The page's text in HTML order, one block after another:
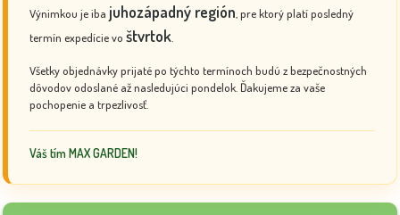
Výnimkou je iba juhozápadný región , pre ktorý platí posledný
termín expedície vo štvrtok
Všetky objednávky prijaté po týchto termínoch budú z bezpečnostných
dôvodov odoslané až nasledujúci pondelok. Ďakujeme za vaše
pochopenie a trpezlivosť.
Váš tím MAX GARDEN!